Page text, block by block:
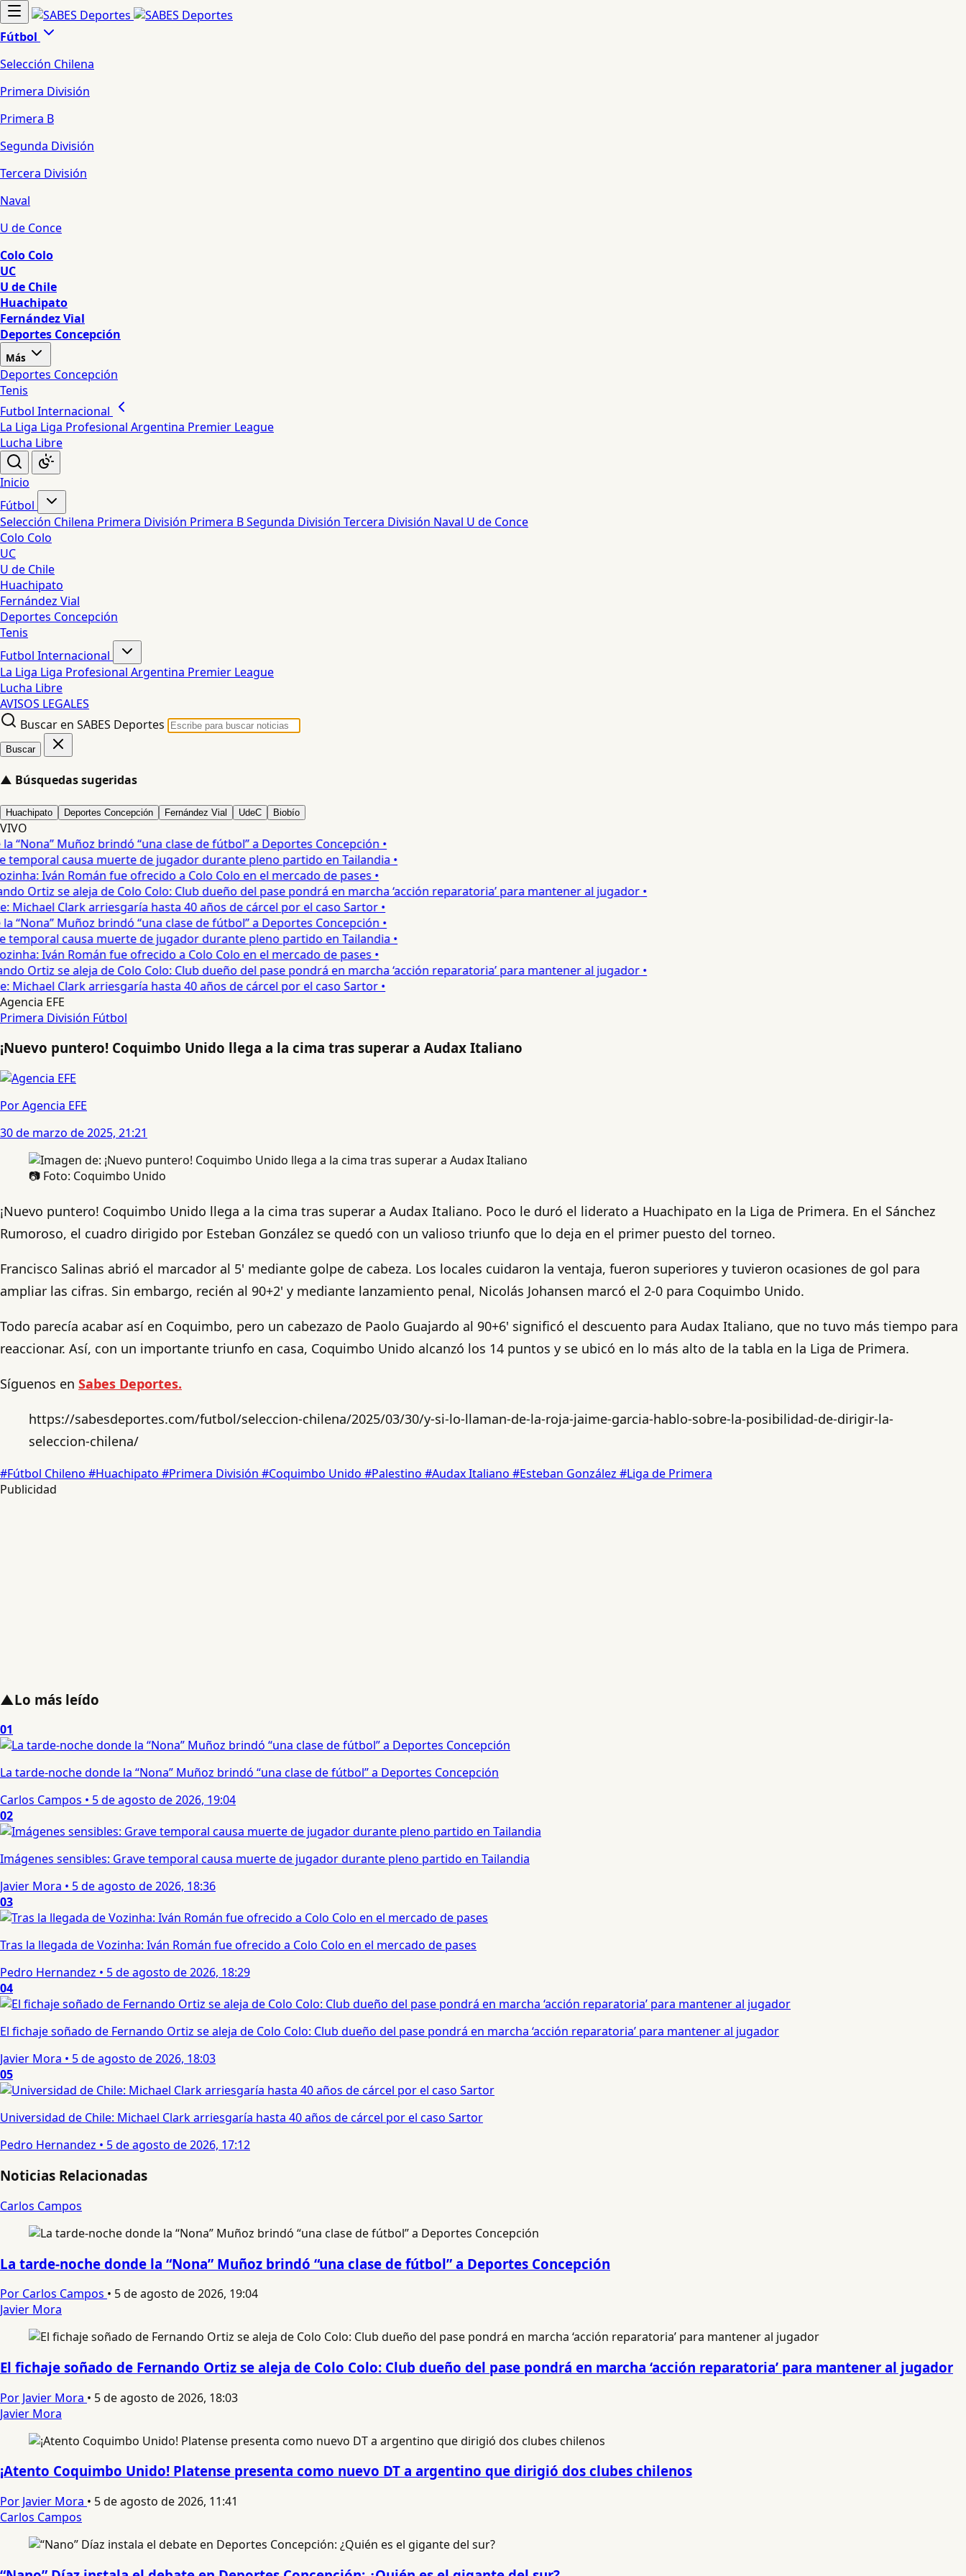
Fútbol
Selección Chilena
Primera División
Primera B
Segunda División
Tercera División
Naval
U de Conce
Colo Colo
UC
U de Chile
Huachipato
Fernández Vial
Deportes Concepción
Más
Deportes Concepción
Tenis
Futbol Internacional
La Liga Liga Profesional Argentina Premier League
Lucha Libre
Inicio
Fútbol
Selección Chilena Primera División Primera BSegunda División Tercera División Naval U de Conce
Colo Colo
UC
U de Chile
Huachipato
Fernández Vial
Deportes Concepción
Tenis
Futbol Internacional
La Liga Liga Profesional Argentina Premier League
Lucha Libre
AVISOS LEGALES
Buscar en SABES Deportes
Buscar
▲ Búsquedas sugeridas
Huachipato Deportes Concepción Fernández Vial UdeC Biobío
VIVO
Muñoz brindó “una clase de fútbol” a Deportes Concepción •
causa muerte de jugador durante pleno partido en Tailandia •
Iván Román fue ofrecido a Colo Colo en el mercado de pases •
Ortiz se aleja de Colo Colo: Club dueño del pase pondrá en marcha ‘acción reparatoria’ para mantener al jugador •
Clark arriesgaría hasta 40 años de cárcel por el caso Sartor •
Muñoz brindó “una clase de fútbol” a Deportes Concepción •
causa muerte de jugador durante pleno partido en Tailandia •
Iván Román fue ofrecido a Colo Colo en el mercado de pases •
Ortiz se aleja de Colo Colo: Club dueño del pase pondrá en marcha ‘acción reparatoria’ para mantener al jugador •
Clark arriesgaría hasta 40 años de cárcel por el caso Sartor •
Agencia EFE
Primera División Fútbol
¡Nuevo puntero! Coquimbo Unido llega a la cima tras superar a Audax Italiano
Por Agencia EFE
30 de marzo de 2025, 21:21
📷 Foto: Coquimbo Unido
¡Nuevo puntero! Coquimbo Unido llega a la cima tras superar a Audax Italiano. Poco le duró el liderato a Huachipato en la Liga de Primera. En el Sánchez
Rumoroso, el cuadro dirigido por Esteban González se quedó con un valioso triunfo que lo deja en el primer puesto del torneo.
Francisco Salinas abrió el marcador al 5' mediante golpe de cabeza. Los locales cuidaron la ventaja, fueron superiores y tuvieron ocasiones de gol para
ampliar las cifras. Sin embargo, recién al 90+2' y mediante lanzamiento penal, Nicolás Johansen marcó el 2-0 para Coquimbo Unido.
Todo parecía acabar así en Coquimbo, pero un cabezazo de Paolo Guajardo al 90+6' significó el descuento para Audax Italiano, que no tuvo más tiempo para
reaccionar. Así, con un importante triunfo en casa, Coquimbo Unido alcanzó los 14 puntos y se ubicó en lo más alto de la tabla en la Liga de Primera.
Síguenos en Sabes Deportes.
https://sabesdeportes.com/futbol/seleccion-chilena/2025/03/30/y-si-lo-llaman-de-la-roja-jaime-garcia-hablo-sobre-la-posibilidad-de-dirigir-la-
seleccion-chilena/
#Fútbol Chileno #Huachipato #Primera División #Coquimbo Unido #Palestino #Audax Italiano #Esteban González #Liga de Primera
Publicidad
▲Lo más leído
01
La tarde-noche donde la “Nona” Muñoz brindó “una clase de fútbol” a Deportes Concepción
Carlos Campos • 5 de agosto de 2026, 19:04
02
Imágenes sensibles: Grave temporal causa muerte de jugador durante pleno partido en Tailandia
Javier Mora • 5 de agosto de 2026, 18:36
03
Tras la llegada de Vozinha: Iván Román fue ofrecido a Colo Colo en el mercado de pases
Pedro Hernandez • 5 de agosto de 2026, 18:29
04
El fichaje soñado de Fernando Ortiz se aleja de Colo Colo: Club dueño del pase pondrá en marcha ‘acción reparatoria’ para mantener al jugador
Javier Mora • 5 de agosto de 2026, 18:03
05
Universidad de Chile: Michael Clark arriesgaría hasta 40 años de cárcel por el caso Sartor
Pedro Hernandez • 5 de agosto de 2026, 17:12
Noticias Relacionadas
Carlos Campos
La tarde-noche donde la “Nona” Muñoz brindó “una clase de fútbol” a Deportes Concepción
Por Carlos Campos • 5 de agosto de 2026, 19:04
Javier Mora
El fichaje soñado de Fernando Ortiz se aleja de Colo Colo: Club dueño del pase pondrá en marcha ‘acción reparatoria’ para mantener al jugador
Por Javier Mora • 5 de agosto de 2026, 18:03
Javier Mora
¡Atento Coquimbo Unido! Platense presenta como nuevo DT a argentino que dirigió dos clubes chilenos
Por Javier Mora • 5 de agosto de 2026, 11:41
Carlos Campos